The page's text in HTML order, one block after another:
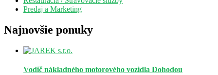
Predaj a Marketing
Najnovšie ponuky
Vodič nákladného motorového vozidla Dohodou